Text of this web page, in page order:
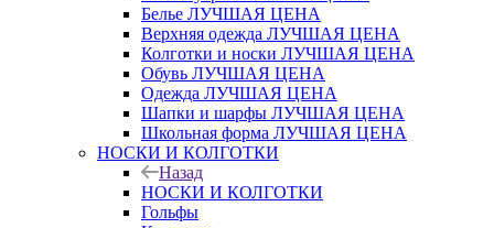
Белье ЛУЧШАЯ ЦЕНА
Верхняя одежда ЛУЧШАЯ ЦЕНА
Колготки и носки ЛУЧШАЯ ЦЕНА
Обувь ЛУЧШАЯ ЦЕНА
Одежда ЛУЧШАЯ ЦЕНА
Шапки и шарфы ЛУЧШАЯ ЦЕНА
Школьная форма ЛУЧШАЯ ЦЕНА
НОСКИ И КОЛГОТКИ
Назад
НОСКИ И КОЛГОТКИ
Гольфы